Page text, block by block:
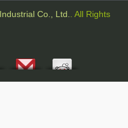
Co., Ltd.
. All Rights